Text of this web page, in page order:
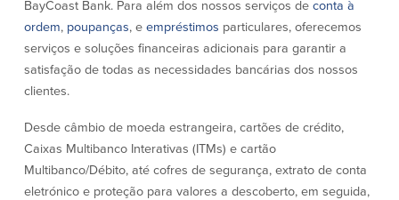
Quem somos
Quem somos
Ajuda e suporte
Informação de licença da entidade
Afiliados
Plimoth Investment Advisors
Partners Insurance Group
BayCoast Bank. Para além dos nossos serviços de conta à
ordem, poupanças, e empréstimos particulares, oferecemos
serviços e soluções financeiras adicionais para garantir a
satisfação de todas as necessidades bancárias dos nossos
clientes.
Desde câmbio de moeda estrangeira, cartões de crédito,
Caixas Multibanco Interativas (ITMs) e cartão
Multibanco/Débito, até cofres de segurança, extrato de conta
eletrónico e proteção para valores a descoberto, em seguida,